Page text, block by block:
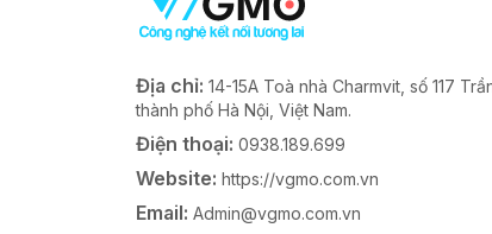
Địa chỉ: 14-15A Toà nhà Charmvit, số 117
thành phố Hà Nội, Việt Nam.
Điện thoại: 0938.189.699
Website: https://vgmo.com.vn
Email: Admin@vgmo.com.vn